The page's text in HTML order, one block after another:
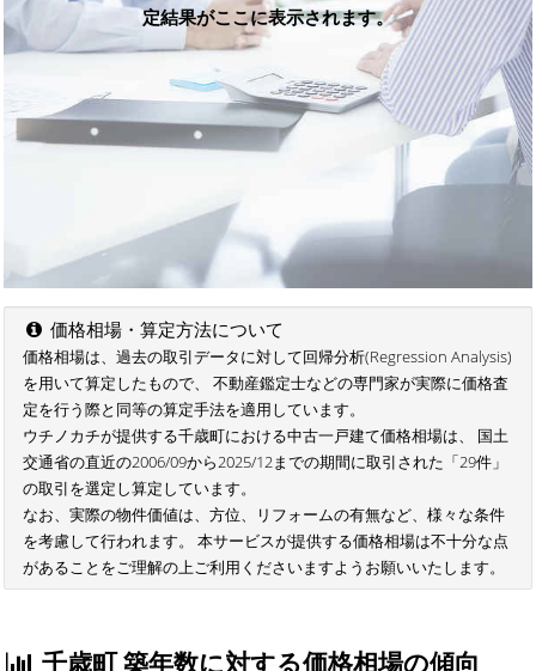
定結果がここに表示されます。
価格相場・算定方法について
価格相場は、過去の取引データに対して回帰分析(Regression Analysis)
を用いて算定したもので、 不動産鑑定士などの専門家が実際に価格査
定を行う際と同等の算定手法を適用しています。
ウチノカチが提供する千歳町における中古一戸建て価格相場は、 国土
交通省の直近の2006/09から2025/12までの期間に取引された「29件」
の取引を選定し算定しています。
なお、実際の物件価値は、方位、リフォームの有無など、様々な条件
を考慮して行われます。 本サービスが提供する価格相場は不十分な点
があることをご理解の上ご利用くださいますようお願いいたします。
千歳町 築年数に対する価格相場の傾向